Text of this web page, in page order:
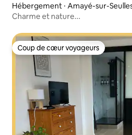
Hébergement ⋅ Amayé-sur-
Charme et nature...
Coup de cœur voyageurs
Coup de cœur voyageurs